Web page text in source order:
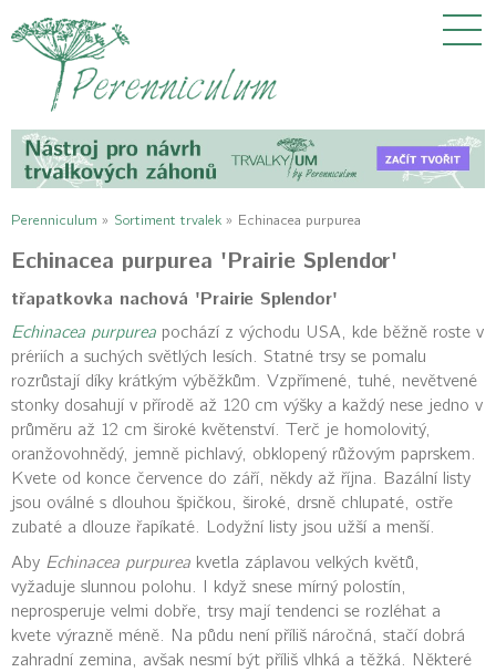
Perenniculum » Sortiment trvalek » Echinacea purpurea
Echinacea purpurea 'Prairie Splendor'
třapatkovka nachová 'Prairie Splendor'
Echinacea purpurea pochází z východu USA, kde běžně roste v
prériích a suchých světlých lesích. Statné trsy se pomalu
rozrůstají díky krátkým výběžkům. Vzpřímené, tuhé, nevětvené
stonky dosahují v přírodě až 120 cm výšky a každý nese jedno v
průměru až 12 cm široké květenství. Terč je homolovitý,
oranžovohnědý, jemně pichlavý, obklopený růžovým paprskem.
Kvete od konce července do září, někdy až října. Bazální listy
jsou oválné s dlouhou špičkou, široké, drsně chlupaté, ostře
zubaté a dlouze řapíkaté. Lodyžní listy jsou užší a menší.
Aby Echinacea purpurea kvetla záplavou velkých květů,
vyžaduje slunnou polohu. I když snese mírný polostín,
neprosperuje velmi dobře, trsy mají tendenci se rozléhat a
kvete výrazně méně. Na půdu není příliš náročná, stačí dobrá
zahradní zemina, avšak nesmí být příliš vlhká a těžká. Některé